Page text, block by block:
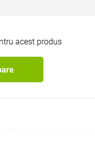
acest produs